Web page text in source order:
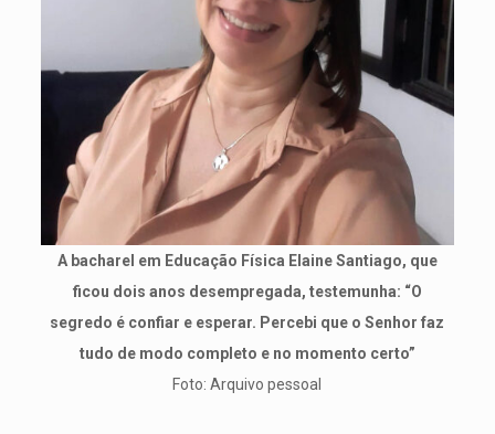
A bacharel em Educação Física Elaine Santiago, que
ficou dois anos desempregada, testemunha: “O
segredo é confiar e esperar. Percebi que o Senhor faz
tudo de modo completo e no momento certo”
Foto: Arquivo pessoal